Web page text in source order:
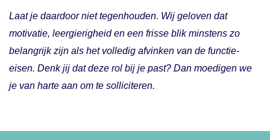
Laat je daardoor niet tegenhouden. Wij geloven dat
motivatie, leergierigheid en een frisse blik minstens zo
belangrijk zijn als het volledig afvinken van de functie-
eisen. Denk jij dat deze rol bij je past? Dan moedigen we
je van harte aan om te solliciteren.